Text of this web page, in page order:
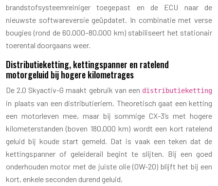
brandstofsysteemreiniger toegepast en de ECU naar de
nieuwste softwareversie geüpdatet. In combinatie met verse
bougies (rond de 60.000–80.000 km) stabiliseert het stationair
toerental doorgaans weer.
Distributieketting, kettingspanner en ratelend
motorgeluid bij hogere kilometrages
De 2.0 Skyactiv-G maakt gebruik van een distributieketting
in plaats van een distributieriem. Theoretisch gaat een ketting
een motorleven mee, maar bij sommige CX-3’s met hogere
kilometerstanden (boven 180.000 km) wordt een kort ratelend
geluid bij koude start gemeld. Dat is vaak een teken dat de
kettingspanner of geleiderail begint te slijten. Bij een goed
onderhouden motor met de juiste olie (0W-20) blijft het bij een
kort, enkele seconden durend geluid.